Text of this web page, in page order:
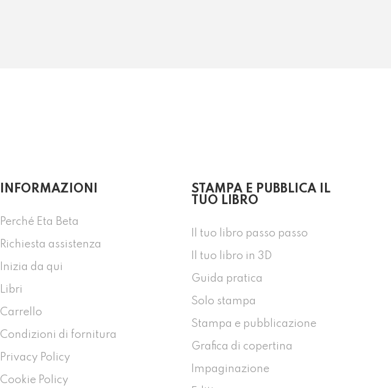
INFORMAZIONI
Perché Eta Beta
Richiesta assistenza
Inizia da qui
Libri
Carrello
Condizioni di fornitura
Privacy Policy
Cookie Policy
STAMPA E PUBBLICA IL
TUO LIBRO
Il tuo libro passo passo
Il tuo libro in 3D
Guida pratica
Solo stampa
Stampa e pubblicazione
Grafica di copertina
Impaginazione